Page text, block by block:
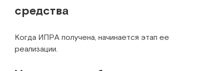
средства
Когда ИПРА получена, начинается этап ее
реализации.